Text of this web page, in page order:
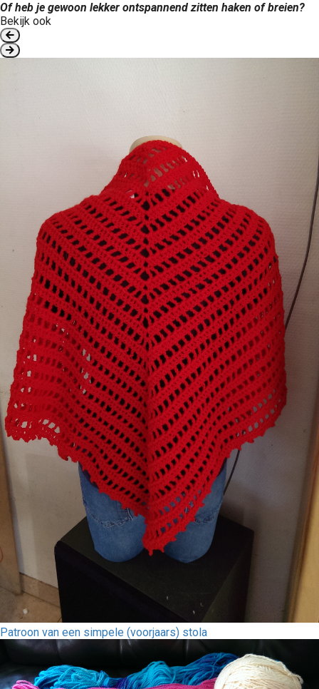
Of heb je gewoon lekker ontspannend zitten haken of breien?
Bekijk ook
Patroon van een simpele (voorjaars) stola